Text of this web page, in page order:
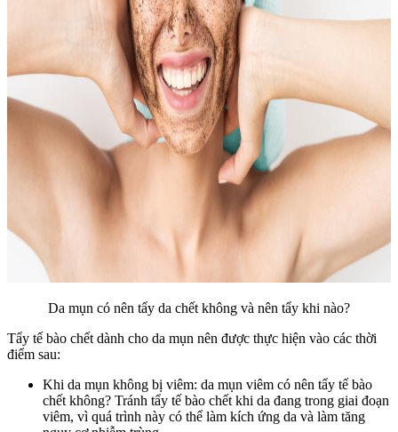
Da mụn có nên tẩy da chết không và nên tẩy khi nào?
Tẩy tế bào chết dành cho da mụn nên được thực hiện vào các thời
điểm sau:
Khi da mụn không bị viêm: da mụn viêm có nên tẩy tế bào
chết không? Tránh tẩy tế bào chết khi da đang trong giai đoạn
viêm, vì quá trình này có thể làm kích ứng da và làm tăng